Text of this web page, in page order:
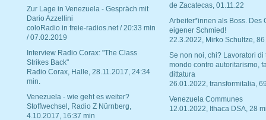
Zur Lage in Venezuela - Gespräch mit
Dario Azzellini
coloRadio in freie-radios.net / 20:33 min
/ 07.02.2019
Interview Radio Corax: "The Class
Strikes Back"
Radio Corax, Halle, 28.11.2017, 24:34
min.
Venezuela - wie geht es weiter?
Stoffwechsel, Radio Z Nürnberg,
4.10.2017, 16:37 min
de Zacatecas, 01.11.22
Arbeiter*innen als Boss. Des
eigener Schmied!
22.3.2022, Mirko Schultze, 86
Se non noi, chi? Lavoratori di
mondo contro autoritarismo,
dittatura
26.01.2022, transformitalia,
Venezuela Communes
12.01.2022, Ithaca DSA, 28